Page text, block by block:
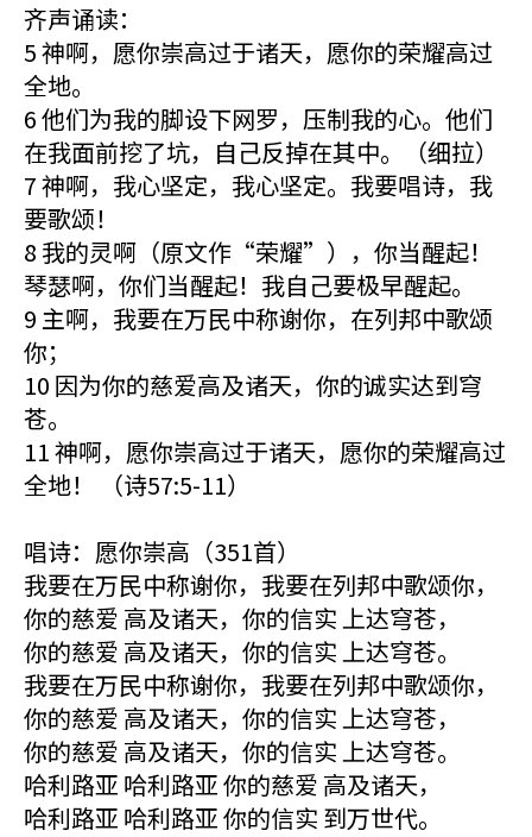
齐声诵读：
5 神啊，愿你崇高过于诸天，愿你的荣耀高过
全地。
6 他们为我的脚设下网罗，压制我的心。他们
在我面前挖了坑，自己反掉在其中。（细拉）
7 神啊，我心坚定，我心坚定。我要唱诗，我
要歌颂！
8 我的灵啊（原文作“荣耀”），你当醒起！
琴瑟啊，你们当醒起！我自己要极早醒起。
9 主啊，我要在万民中称谢你，在列邦中歌颂
你；
10 因为你的慈爱高及诸天，你的诚实达到穹
苍。
11 神啊，愿你崇高过于诸天，愿你的荣耀高过
全地！ （诗57:5-11）
唱诗：愿你崇高（351首）
我要在万民中称谢你，我要在列邦中歌颂你，
你的慈爱 高及诸天，你的信实 上达穹苍，
你的慈爱 高及诸天，你的信实 上达穹苍。
我要在万民中称谢你，我要在列邦中歌颂你，
你的慈爱 高及诸天，你的信实 上达穹苍，
你的慈爱 高及诸天，你的信实 上达穹苍。
哈利路亚 哈利路亚 你的慈爱 高及诸天，
哈利路亚 哈利路亚 你的信实 到万世代。